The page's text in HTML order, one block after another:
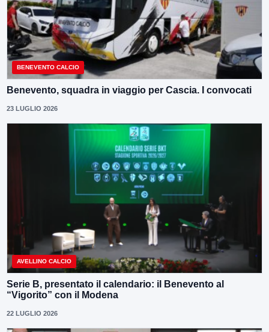
BENEVENTO CALCIO
Benevento, squadra in viaggio per Cascia. I convocati
23 LUGLIO 2026
AVELLINO CALCIO
Serie B, presentato il calendario: il Benevento al
“Vigorito” con il Modena
22 LUGLIO 2026